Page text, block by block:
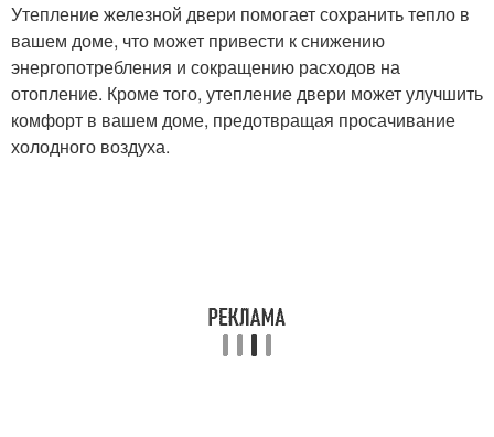
Утепление железной двери помогает сохранить тепло в
вашем доме, что может привести к снижению
энергопотребления и сокращению расходов на
отопление. Кроме того, утепление двери может улучшить
комфорт в вашем доме, предотвращая просачивание
холодного воздуха.